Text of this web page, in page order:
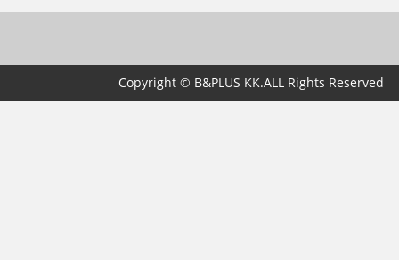
Copyright © B&PLUS KK.ALL Rights Reserved